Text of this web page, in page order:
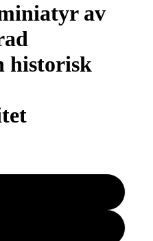
av
historisk